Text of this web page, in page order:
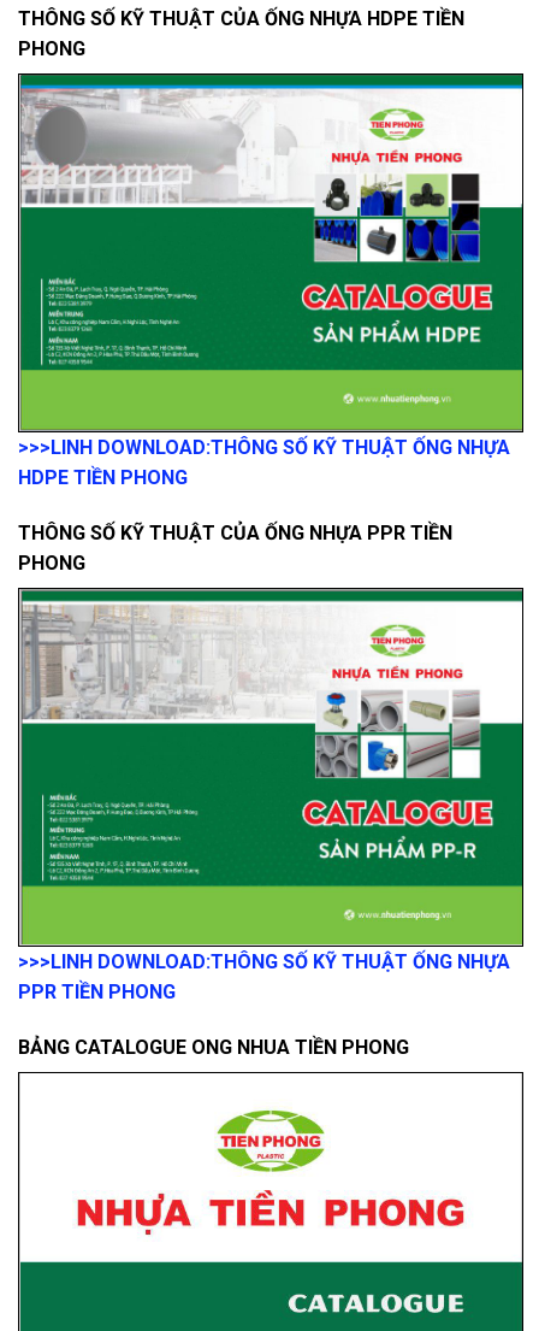
THÔNG SỐ KỸ THUẬT CỦA ỐNG NHỰA HDPE TIỀN
PHONG
>>>LINH DOWNLOAD:THÔNG SỐ KỸ THUẬT ỐNG NHỰA
HDPE TIỀN PHONG
THÔNG SỐ KỸ THUẬT CỦA ỐNG NHỰA PPR TIỀN
PHONG
>>>LINH DOWNLOAD:THÔNG SỐ KỸ THUẬT ỐNG NHỰA
PPR TIỀN PHONG
BẢNG CATALOGUE ONG NHUA TIỀN PHONG